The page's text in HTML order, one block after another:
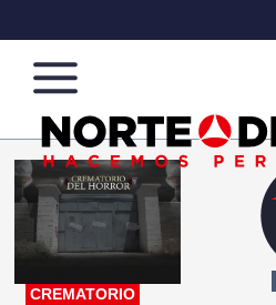
Norte
de
Ciudad
Más
que
noticias,
hacemos periodismo
CREMATORIO